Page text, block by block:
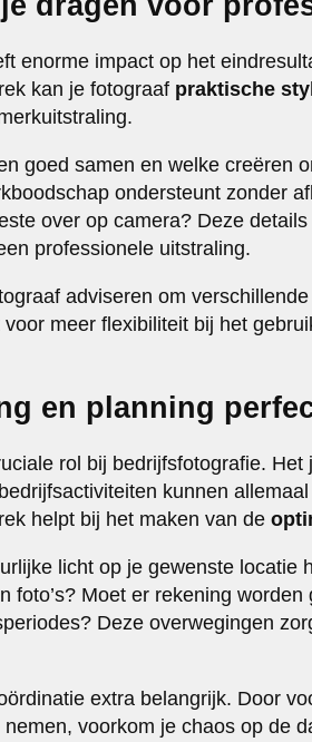
enorme impact op het
kan je fotograaf praktische
goed samen en welke creëren
ondersteunt zonder
over op camera? Deze
professionele uitstraling.
adviseren om
meer flexibiliteit bij het
en planning
rol bij bedrijfsfotografie.
kunnen
helpt bij het maken van de
licht op je gewenste locatie
foto’s? Moet er rekening
Deze overwegingen
extra belangrijk. Door
voorkom je chaos op de